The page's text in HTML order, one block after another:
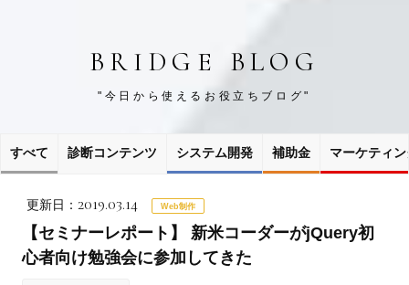
BRIDGE BLOG
"今日から使えるお役立ちブログ"
すべて 診断コンテンツ システム開発 補助金 マーケティン
更新日： 2019.03.14 Web制作
【セミナーレポート】 新米コーダーがjQuery初
心者向け勉強会に参加してきた